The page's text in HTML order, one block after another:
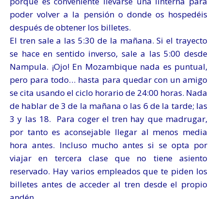
poder volver a la pensión o donde os hospedéis
después de obtener los billetes.
El tren sale a las 5:30 de la mañana. Si el trayecto
se hace en sentido inverso, sale a las 5:00 desde
Nampula. ¡Ojo! En Mozambique nada es puntual,
pero para todo… hasta para quedar con un amigo
se cita usando el ciclo horario de 24:00 horas. Nada
de hablar de 3 de la mañana o las 6 de la tarde; las
3 y las 18. Para coger el tren hay que madrugar,
por tanto es aconsejable llegar al menos media
hora antes. Incluso mucho antes si se opta por
viajar en tercera clase que no tiene asiento
reservado. Hay varios empleados que te piden los
billetes antes de acceder al tren desde el propio